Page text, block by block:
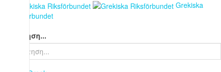
Grekiska
Riksförbundet
Αναζήτηση...